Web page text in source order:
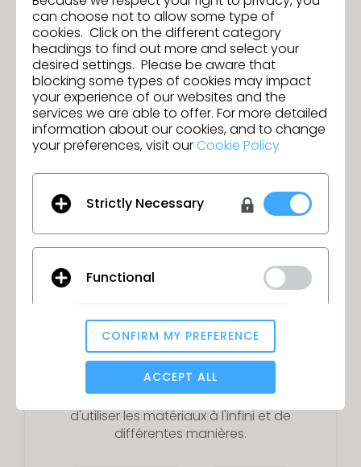
Économie circulaire
La circularité offre la possibilité de s'attaquer
actuels de l'industrie mondiale de la mode et
d'évoluer vers une industrie plus résiliente. La
dans le secteur de la mode contribuera à
éliminer l'impact environnemental de
l'industrie en créant des processus qui
évitent la mise en décharge des matériaux et
construisent des systèmes permettant
d'utiliser les matériaux à l'infini et de
différentes manières.
can choose not to allow some type of
cookies. Click on the different category
headings to find out more and select your
desired settings. Please be aware that
blocking some types of cookies may impact
your experience of our websites and the
services we are able to offer. For more detailed
information about our cookies, and to change
your preferences, visit ourCookie Policy
Strictly Necessary
Functional
Analytical / Performance
Targeting
CONFIRM MY PREFERENCE
ACCEPT ALL